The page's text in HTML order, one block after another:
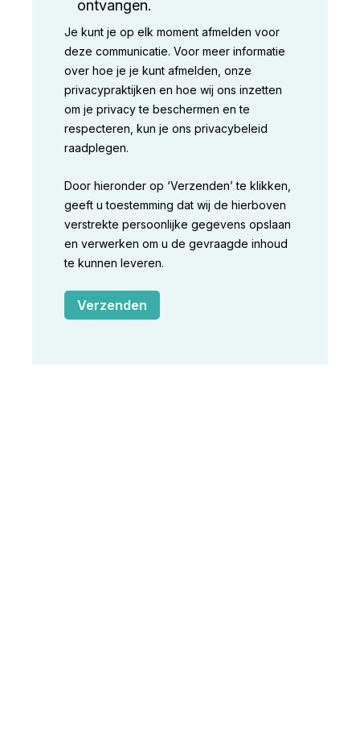
ontvangen.
Je kunt je op elk moment afmelden voor
deze communicatie. Voor meer informatie
over hoe je je kunt afmelden, onze
privacypraktijken en hoe wij ons inzetten
om je privacy te beschermen en te
respecteren, kun je ons privacybeleid
raadplegen.
Door hieronder op ‘Verzenden’ te klikken,
geeft u toestemming dat wij de hierboven
verstrekte persoonlijke gegevens opslaan
en verwerken om u de gevraagde inhoud
te kunnen leveren.